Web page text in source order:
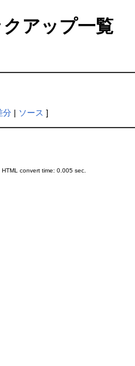
アップ一覧
分 | ソース ]
convert time: 0.005 sec.